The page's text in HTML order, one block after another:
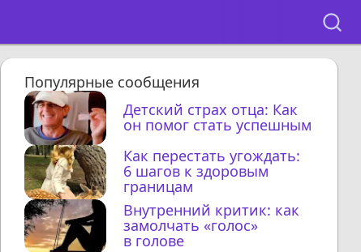
Популярные сообщения
Детский страх отца: Как
он помог стать успешным
Как перестать угождать:
6 шагов к здоровым
границам
Внутренний критик: как
замолчать «голос»
в голове